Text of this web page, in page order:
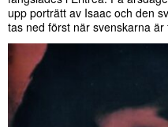
upp porträtt av Isaac och den
tas ned först när svenskarna är